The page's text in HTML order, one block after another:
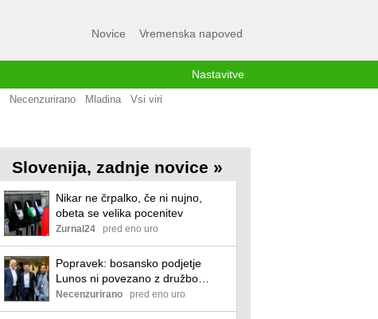
Novice Vremenska napoved
Nastavitve
Necenzurirano Mladina Vsi viri
Slovenija, zadnje novice »
Nikar ne črpalko, če ni nujno,
obeta se velika pocenitev
Zurnal24 pred eno uro
Popravek: bosansko podjetje
Lunos ni povezano z družbo
Lunos Slovenija
Necenzurirano pred eno uro